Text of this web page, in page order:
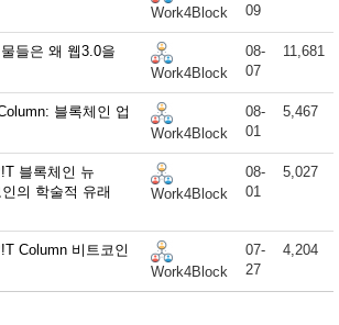
Work4Block
09
들은 왜 웹3.0을
Work4Block
08-
07
11,681
블록체인 업
Work4Block
08-
01
5,467
블록체인 뉴
의 학술적 유래
Work4Block
08-
01
5,027
Column 비트코인
Work4Block
07-
27
4,204